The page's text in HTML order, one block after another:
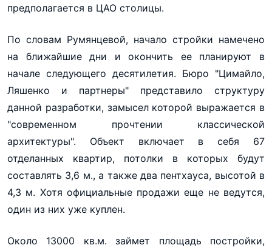
предполагается в ЦАО столицы.
По словам Румянцевой, начало стройки намечено
на ближайшие дни и окончить ее планируют в
начале следующего десятилетия. Бюро "Цимайло,
Ляшенко и партнеры" представило структуру
данной разработки, замысел которой выражается в
"современном прочтении классической
архитектуры". Объект включает в себя 67
отделанных квартир, потолки в которых будут
составлять 3,6 м., а также два пентхауса, высотой в
4,3 м. Хотя официальные продажи еще не ведутся,
один из них уже куплен.
Около 13000 кв.м. займет площадь постройки,